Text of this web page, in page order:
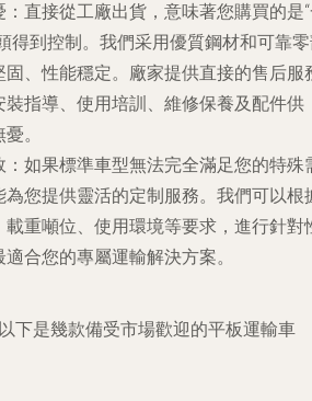
：直接從工廠出貨，意味著您購買的是
得到控制。我們采用優質鋼材和可靠
、性能穩定。廠家提供直接的售后服
指導、使用培訓、維修保養及配件供
。
：如果標準車型無法完全滿足您的特殊
您提供靈活的定制服務。我們可以根
重噸位、使用環境等要求，進行針對
合您的專屬運輸解決方案。
下是幾款備受市場歡迎的平板運輸車